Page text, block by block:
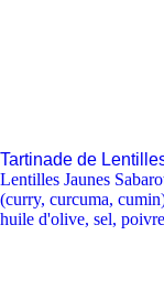
Tartinade de
Lentilles Jaunes
(curry, curcuma,
huile d'olive, sel, poivre